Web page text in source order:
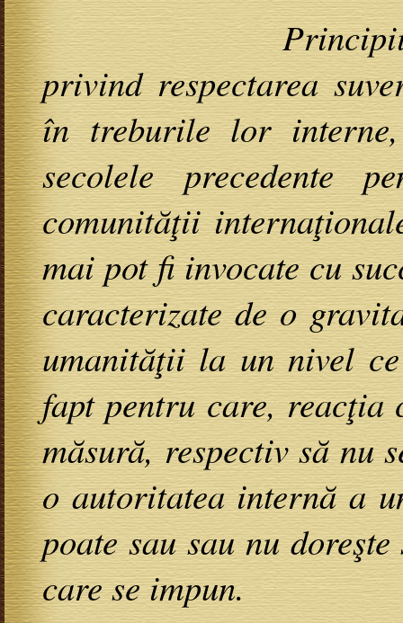
Principiile de
privind respectarea
în treburile lor
secolele precedente
comunităţii
mai pot fi invocate cu
caracterizate de o
umanităţii la un nivel
fapt pentru care, reacţia
măsură, respectiv să nu
o autoritatea internă a
poate sau sau nu
care se impun.